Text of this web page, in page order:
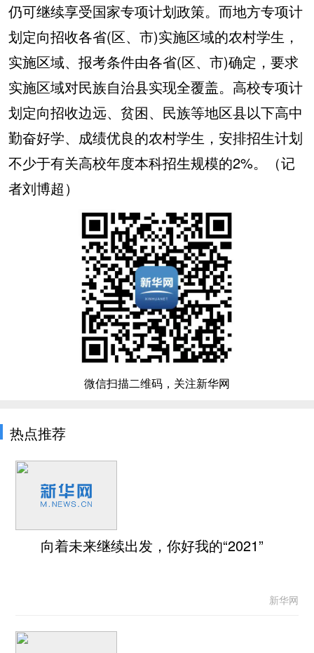
仍可继续享受国家专项计划政策。而地方专项计
划定向招收各省(区、市)实施区域的农村学生，
实施区域、报考条件由各省(区、市)确定，要求
实施区域对民族自治县实现全覆盖。高校专项计
划定向招收边远、贫困、民族等地区县以下高中
勤奋好学、成绩优良的农村学生，安排招生计划
不少于有关高校年度本科招生规模的2%。（记
者刘博超）
微信扫描二维码，关注新华网
热点推荐
向着未来继续出发，你好我的“2021”
新华网